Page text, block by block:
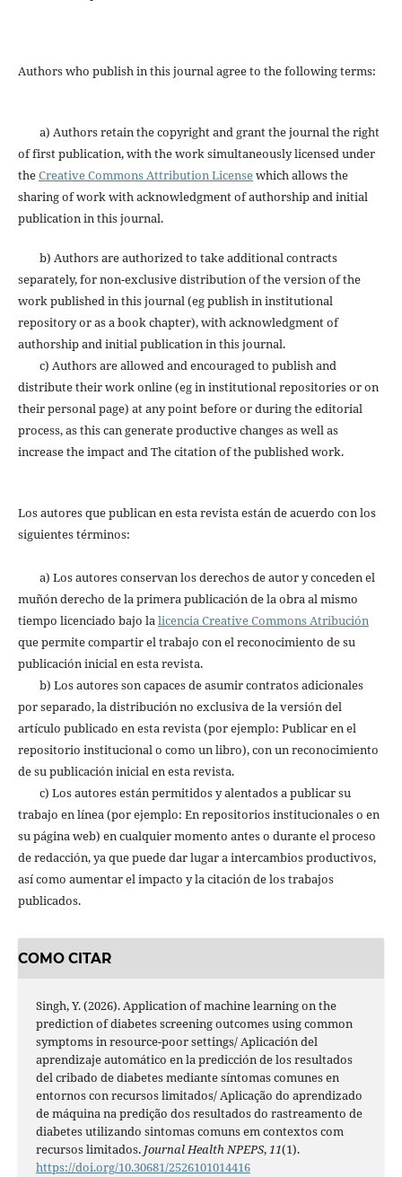
Authors who publish in this journal agree to the following terms:
a) Authors retain the copyright and grant the journal the right
of first publication, with the work simultaneously licensed under
theCreative Commons Attribution Licensewhich allows the
sharing of work with acknowledgment of authorship and initial
publication in this journal.
b) Authors are authorized to take additional contracts
separately, for non-exclusive distribution of the version of the
work published in this journal (eg publish in institutional
repository or as a book chapter), with acknowledgment of
authorship and initial publication in this journal.
c) Authors are allowed and encouraged to publish and
distribute their work online (eg in institutional repositories or on
their personal page) at any point before or during the editorial
process, as this can generate productive changes as well as
increase the impact and The citation of the published work.
Los autores que publican en esta revista están de acuerdo con los
siguientes términos:
a) Los autores conservan los derechos de autor y conceden el
muñón derecho de la primera publicación de la obra al mismo
tiempo licenciado bajo lalicencia Creative Commons Atribución
que permite compartir el trabajo con el reconocimiento de su
publicación inicial en esta revista.
b) Los autores son capaces de asumir contratos adicionales
por separado, la distribución no exclusiva de la versión del
artículo publicado en esta revista (por ejemplo: Publicar en el
repositorio institucional o como un libro), con un reconocimiento
de su publicación inicial en esta revista.
c) Los autores están permitidos y alentados a publicar su
trabajo en línea (por ejemplo: En repositorios institucionales o en
su página web) en cualquier momento antes o durante el proceso
de redacción, ya que puede dar lugar a intercambios productivos,
así como aumentar el impacto y la citación de los trabajos
publicados.
COMO CITAR
Singh, Y. (2026). Application of machine learning on the
prediction of diabetes screening outcomes using common
symptoms in resource-poor settings/ Aplicación del
aprendizaje automático en la predicción de los resultados
del cribado de diabetes mediante síntomas comunes en
entornos con recursos limitados/ Aplicação do aprendizado
de máquina na predição dos resultados do rastreamento de
diabetes utilizando sintomas comuns em contextos com
recursos limitados. Journal Health NPEPS,11(1).
https://doi.org/10.30681/2526101014416